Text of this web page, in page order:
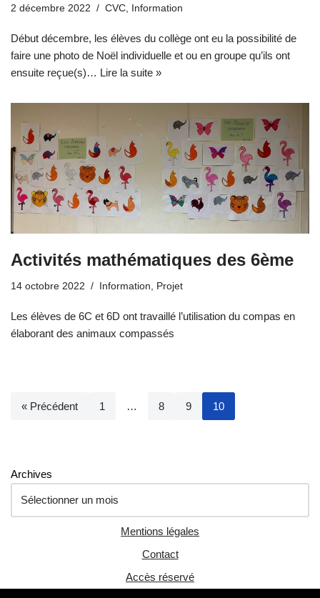
2 décembre 2022 CVC, Information
Début décembre, les élèves du collège ont eu la possibilité de
faire une photo de Noël individuelle et ou en groupe qu’ils ont
ensuite reçue(s)… Lire la suite »
Activités mathématiques des 6ème
14 octobre 2022 Information Projet
Les élèves de 6C et 6D ont travaillé l’utilisation du compas en
élaborant des animaux compassés
« Précédent 1 … 8 9 10
Archives
Mentions légales
Contact
Accès réservé